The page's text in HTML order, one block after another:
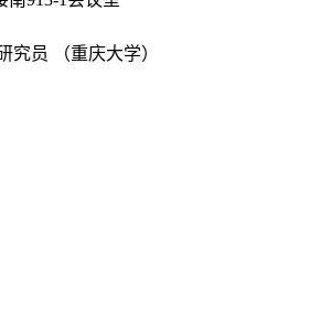
究员 （重庆大学）